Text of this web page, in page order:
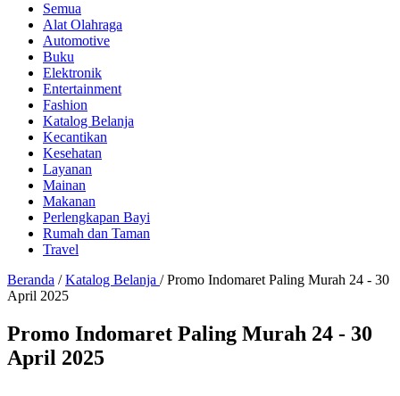
Semua
Alat Olahraga
Automotive
Buku
Elektronik
Entertainment
Fashion
Katalog Belanja
Kecantikan
Kesehatan
Layanan
Mainan
Makanan
Perlengkapan Bayi
Rumah dan Taman
Travel
Beranda / Katalog Belanja / Promo Indomaret Paling Murah 24 - 30
April 2025
Promo Indomaret Paling Murah 24 - 30
April 2025